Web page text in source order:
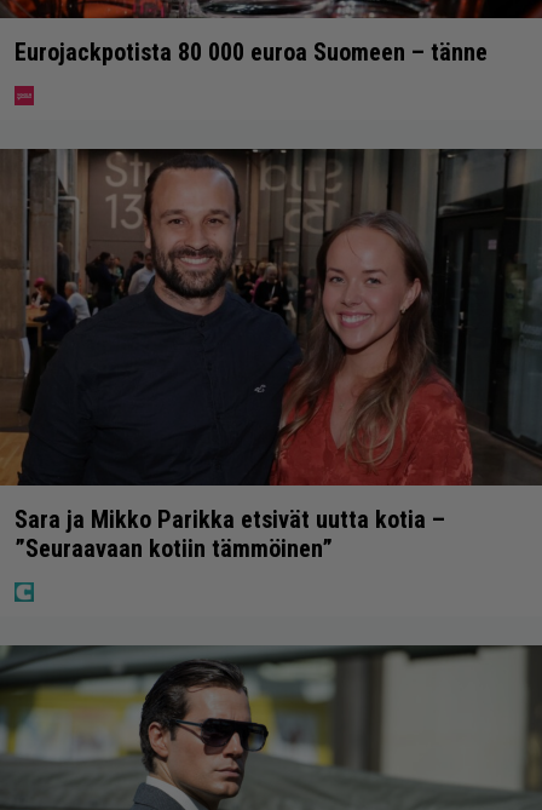
Eurojackpotista 80 000 euroa Suomeen – tänne
Sara ja Mikko Parikka etsivät uutta kotia –
”Seuraavaan kotiin tämmöinen”